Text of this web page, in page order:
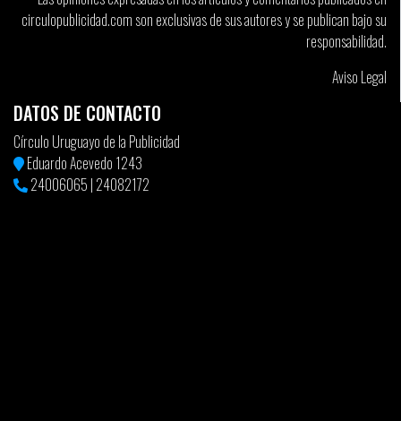
circulopublicidad.com son exclusivas de sus autores y se publican bajo su
responsabilidad.
Aviso Legal
DATOS DE CONTACTO
Círculo Uruguayo de la Publicidad
Eduardo Acevedo 1243
24006065 | 24082172